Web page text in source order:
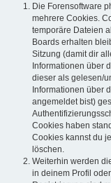
Die Forensoftware
mehrere Cookies.
temporäre Dateien
Boards erhalten
Sitzung (damit dir
Informationen über
dieser als gelesen/
Informationen über
angemeldet bist)
Cookies haben
Cookies kannst du
löschen.
Weiterhin werden
in deinem Profil